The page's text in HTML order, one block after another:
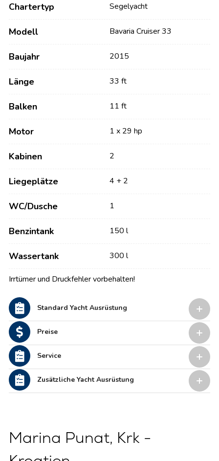
Chartertyp Segelyacht
Modell Bavaria Cruiser 33
Baujahr 2015
Länge 33 ft
Balken 11 ft
Motor 1 x 29 hp
Kabinen 2
Liegeplätze 4 + 2
WC/Dusche 1
Benzintank 150 l
Wassertank 300 l
Irrtümer und Druckfehler vorbehalten!
Standard Yacht Ausrüstung
Preise
Service
Zusätzliche Yacht Ausrüstung
Marina Punat, Krk -